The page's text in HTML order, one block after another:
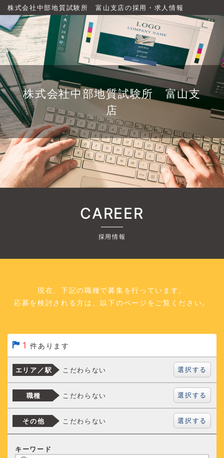
株式会社中部地質試験所 富山支店の採用・求人情報
株式会社中部地質試験所 富山支
店
CAREER
採用情報
現在、下記の職種で募集を行っています。
応募を検討される方は、以下のページをご覧ください。
1 件あります
エリア／駅 こだわらない 選択する
職種 こだわらない 選択する
その他 こだわらない 選択する
キーワード